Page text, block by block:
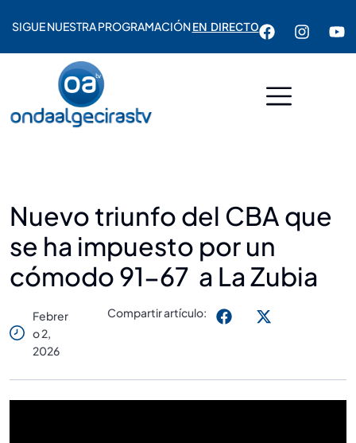
SIGUE NUESTRA PROGRAMACIÓNEN DIRECTO
Nuevo triunfo del CBA que
se ha impuesto por un
cómodo 91-67 a La Zubia
Febrer
O 2,
2026
Compartir artículo: